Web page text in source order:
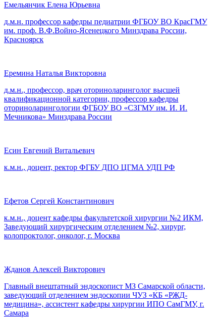
Емельянчик Елена Юрьевна
д.м.н. профессор кафедры педиатрии ФГБОУ ВО КрасГМУ
им. проф. В.Ф.Войно-Ясенецкого Минздрава России,
Красноярск
Еремина Наталья Викторовна
д.м.н., профессор, врач оториноларинголог высшей
квалификационной категории, профессор кафедры
оториноларингологии ФГБОУ ВО «СЗГМУ им. И. И.
Мечникова» Минздрава России
Есин Евгений Витальевич
к.м.н., доцент, ректор ФГБУ ДПО ЦГМА УДП РФ
Ефетов Сергей Константинович
к.м.н., доцент кафедры факультетской хирургии №2 ИКМ,
Заведующий хирургическим отделением №2, хирург,
колопроктолог, онколог, г. Москва
Жданов Алексей Викторович
Главный внештатный эндоскопист МЗ Самарской области,
заведующий отделением эндоскопии ЧУЗ «КБ «РЖД-
медицина», ассистент кафедры хирургии ИПО СамГМУ, г.
Самара